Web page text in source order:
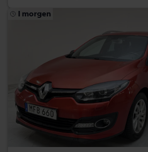
I morgen